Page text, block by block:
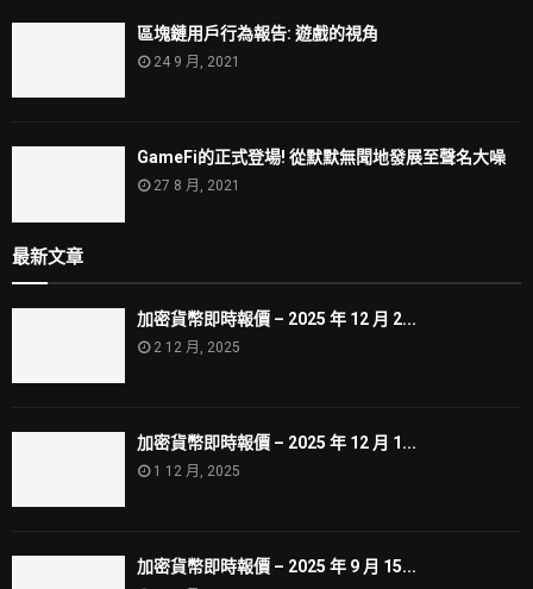
區塊鏈用戶行為報告: 遊戲的視角
24 9 月, 2021
GameFi的正式登場! 從默默無聞地發展至聲名大噪
27 8 月, 2021
最新文章
加密貨幣即時報價 – 2025 年 12 月 2...
2 12 月, 2025
加密貨幣即時報價 – 2025 年 12 月 1...
1 12 月, 2025
加密貨幣即時報價 – 2025 年 9 月 15...